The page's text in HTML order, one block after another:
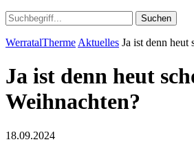
Suchen
WerratalTherme Aktuelles Ja ist denn heut
Ja ist denn heut
Weihnachten?
18.09.2024